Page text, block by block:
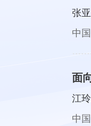
张
中
面
江
中